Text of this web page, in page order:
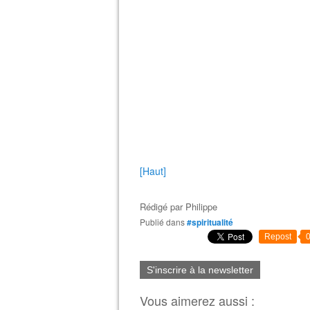
[Haut]
Rédigé par Philippe
Publié dans#spiritualité
Repost 0
S'inscrire à la newsletter
Vous aimerez aussi :